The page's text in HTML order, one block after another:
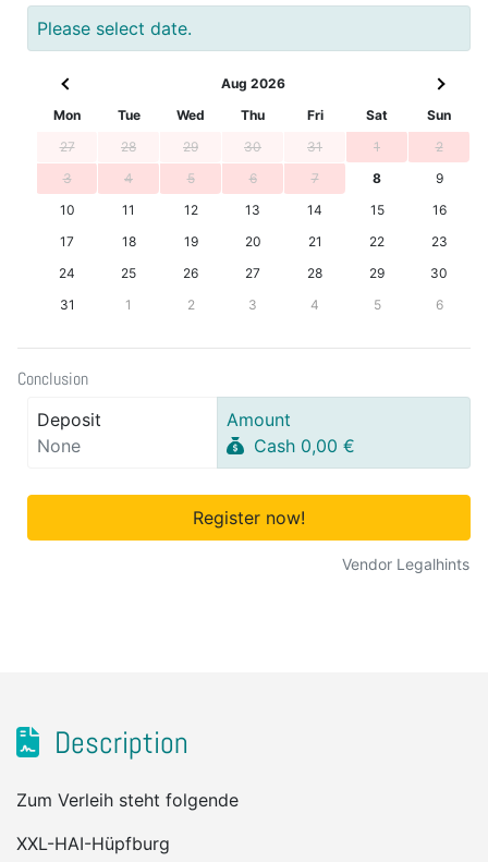
Please select date.
Aug 2026
Mon
Tue Wed Thu Fri Sat
Sun
27
28 29 30 31 1
2
3
4 5 6 7 8
9
10
11 12 13 14 15
16
17
18 19 20 21 22
23
24
25 26 27 28 29
30
31
1 2 3 4 5 6
Conclusion
Deposit
None
Amount
Cash 0,00 €
Register now!
Vendor Legalhints
Description
Zum Verleih steht folgende
XXL-HAI-Hüpfburg